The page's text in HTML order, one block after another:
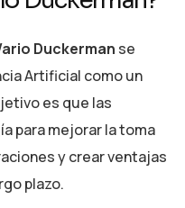
Duckerman se
Artificial como un
es que las
para mejorar la toma
y crear ventajas
plazo.